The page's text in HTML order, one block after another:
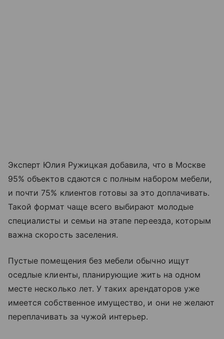
Эксперт Юлия Ружицкая добавила, что в Москве
95% объектов сдаются с полным набором мебели,
и почти 75% клиентов готовы за это доплачивать.
Такой формат чаще всего выбирают молодые
специалисты и семьи на этапе переезда, которым
важна скорость заселения.
Пустые помещения без мебели обычно ищут
оседлые клиенты, планирующие жить на одном
месте несколько лет. У таких арендаторов уже
имеется собственное имущество, и они не желают
переплачивать за чужой интерьер.